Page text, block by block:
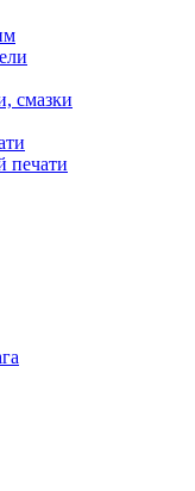
смазки
печати